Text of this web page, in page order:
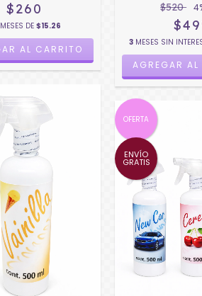
$260
MESES DE$15.26
$520 4
3 MESES SIN
AGREGAR
OFERTA
ENVÍO
GRATIS